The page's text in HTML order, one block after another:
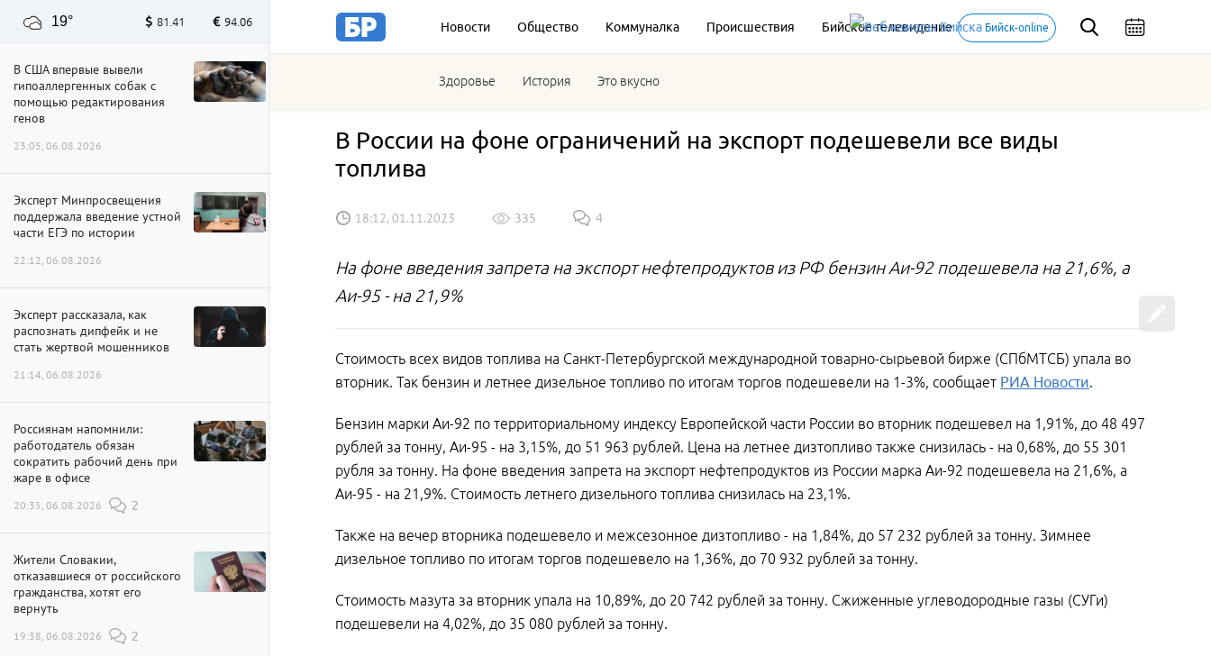
Новости Общество Коммуналка Происшествия Бийское телевидение Бийск-online
Здоровье История Это вкусно
19° 81.41 94.06
В США впервые вывели
гипоаллергенных собак с
помощью редактирования
генов
23:05, 06.08.2026
Эксперт Минпросвещения
поддержала введение устной
части ЕГЭ по истории
22:12, 06.08.2026
Эксперт рассказала, как
распознать дипфейк и не
стать жертвой мошенников
21:14, 06.08.2026
Россиянам напомнили:
работодатель обязан
сократить рабочий день при
жаре в офисе
20:35, 06.08.2026 2
Жители Словакии,
отказавшиеся от российского
гражданства, хотят его
вернуть
19:38, 06.08.2026 2
В России на фоне ограничений на экспорт подешевели все виды
топлива
18:12, 01.11.2023 335 4
На фоне введения запрета на экспорт нефтепродуктов из РФ бензин Аи-92 подешевела на 21,6%, а
Аи-95 - на 21,9%
Стоимость всех видов топлива на Санкт-Петербургской международной товарно-сырьевой бирже (СПбМТСБ) упала во
вторник. Так бензин и летнее дизельное топливо по итогам торгов подешевели на 1-3%, сообщает РИА Новости.
Бензин марки Аи-92 по территориальному индексу Европейской части России во вторник подешевел на 1,91%, до 48 497
рублей за тонну, Аи-95 - на 3,15%, до 51 963 рублей. Цена на летнее дизтопливо также снизилась - на 0,68%, до 55 301
рубля за тонну. На фоне введения запрета на экспорт нефтепродуктов из России марка Аи-92 подешевела на 21,6%, а
Аи-95 - на 21,9%. Стоимость летнего дизельного топлива снизилась на 23,1%.
Также на вечер вторника подешевело и межсезонное дизтопливо - на 1,84%, до 57 232 рублей за тонну. Зимнее
дизельное топливо по итогам торгов подешевело на 1,36%, до 70 932 рублей за тонну.
Стоимость мазута за вторник упала на 10,89%, до 20 742 рублей за тонну. Сжиженные углеводородные газы (СУГи)
подешевели на 4,02%, до 35 080 рублей за тонну.